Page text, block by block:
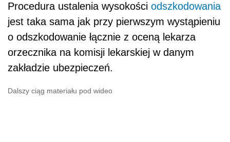
Procedura ustalenia wysokości odszkodowania
jest taka sama jak przy pierwszym wystąpieniu
o odszkodowanie łącznie z oceną lekarza
orzecznika na komisji lekarskiej w danym
zakładzie ubezpieczeń.
Dalszy ciąg materiału pod wideo